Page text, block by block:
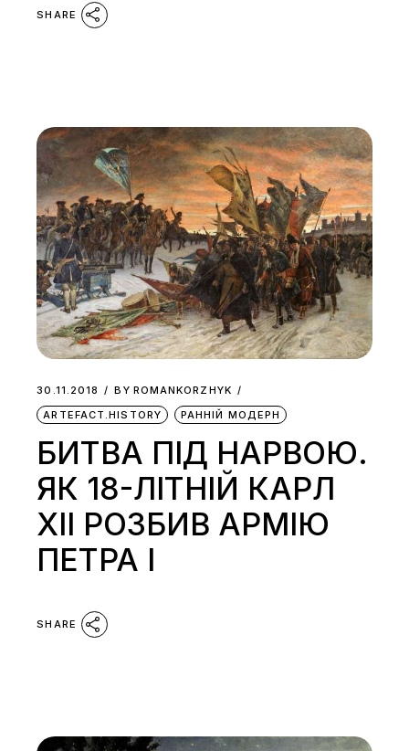
SHARE
30.11.2018 BY ROMANKORZHYK
ARTEFACT.HISTORY
РАННІЙ МОДЕРН
БИТВА ПІД НАРВОЮ.
ЯК 18-ЛІТНІЙ КАРЛ
XII РОЗБИВ АРМІЮ
ПЕТРА І
SHARE